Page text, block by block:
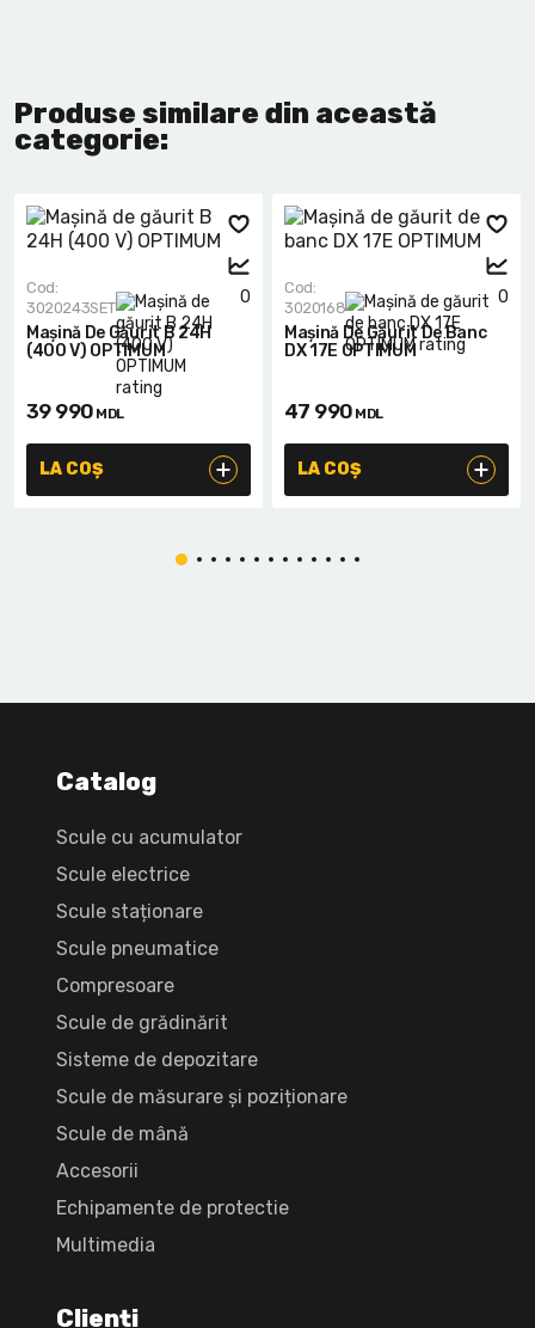
Produse similare din această
categorie:
0
Cod:
3020243SET
Mașină De Găurit B 24H
(400 V) OPTIMUM
39 990 MDL
LA COȘ
0
Cod:
3020168
Mașină De Găurit De Banc
DX 17E OPTIMUM
47 990 MDL
LA COȘ
Catalog
Scule cu acumulator
Scule electrice
Scule staționare
Scule pneumatice
Compresoare
Scule de grădinărit
Sisteme de depozitare
Scule de măsurare și poziționare
Scule de mână
Accesorii
Echipamente de protectie
Multimedia
Clienți